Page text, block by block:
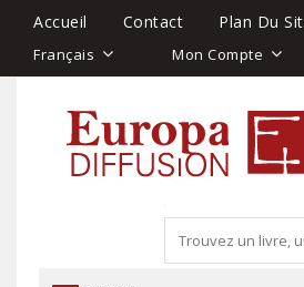
Accueil Contact Plan Du
Français Mon Compte